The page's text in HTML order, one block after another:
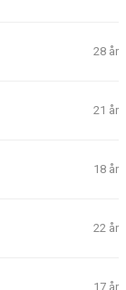
28 år
21 år
18 år
22 år
17 år